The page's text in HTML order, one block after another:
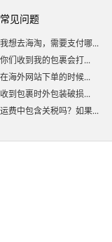
常见问题
我想去海淘，需要支付哪...
你们收到我的包裹会打...
在海外网站下单的时候...
收到包裹时外包装破损...
运费中包含关税吗？如果...